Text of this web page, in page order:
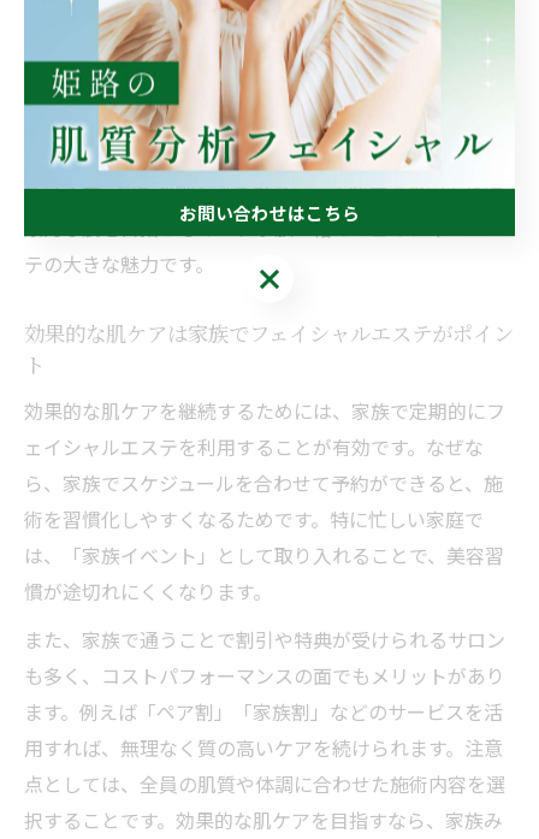
さらに、家族が一緒だと初回の不安も軽減されやすく、
リラックスした気持ちで施術を受けられます。実際に
「家族で通い始めてから、肌トラブルが減った」「悩み
を相談しやすくなった」といった体験談も多く寄せられ
ています。家族の絆を深めながら、美容意識の向上や健
康的な肌を目指せるのが、家族一緒のフェイシャルエス
テの大きな魅力です。
効果的な肌ケアは家族でフェイシャルエステがポイン
ト
効果的な肌ケアを継続するためには、家族で定期的にフ
ェイシャルエステを利用することが有効です。なぜな
ら、家族でスケジュールを合わせて予約ができると、施
術を習慣化しやすくなるためです。特に忙しい家庭で
は、「家族イベント」として取り入れることで、美容習
慣が途切れにくくなります。
また、家族で通うことで割引や特典が受けられるサロン
も多く、コストパフォーマンスの面でもメリットがあり
ます。例えば「ペア割」「家族割」などのサービスを活
用すれば、無理なく質の高いケアを続けられます。注意
点としては、全員の肌質や体調に合わせた施術内容を選
択することです。効果的な肌ケアを目指すなら、家族み
お問い合わせはこちら
お問い合わせはこちら